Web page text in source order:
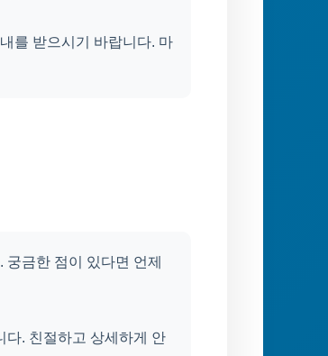
를 받으시기 바랍니다. 마
금한 점이 있다면 언제
다. 친절하고 상세하게 안